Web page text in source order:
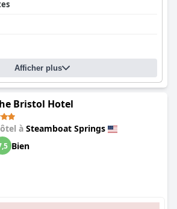
Afficher plus
Bristol Hotel
à Steamboat Springs
Bien